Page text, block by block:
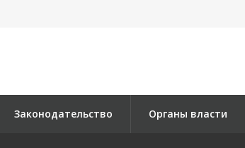
Законодательство Органы власти